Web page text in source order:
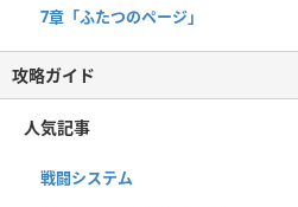
7章「ふたつのページ」
攻略ガイド
人気記事
戦闘システム